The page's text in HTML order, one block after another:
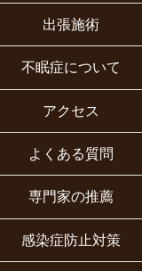
出張施術
不眠症について
アクセス
よくある質問
専門家の推薦
感染症防止対策